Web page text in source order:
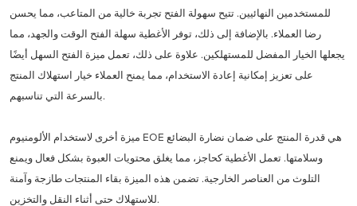
للمستخدمين النهائيين. تتيح سهولة الفتح تجربة خالية من المتاعب، مما يحسن
رضا العملاء. بالإضافة إلى ذلك، توفر الأغطية سهلة الفتح الوقت والجهد، مما
يجعلها الخيار المفضل للمستهلكين. علاوة على ذلك، تعمل ميزة الفتح السهل أيضًا
على تعزيز إمكانية إعادة الاستخدام، مما يمنح العملاء خيار استهلاك المنتج
بالسرعة التي تناسبهم.
ميزة أخرى لاستخدام الألومنيوم EOE هي قدرة المنتج على ضمان نضارة البضائع
وسلامتها. تعمل الأغطية كحاجز، مما يغلق محتويات العبوة بشكل فعال ويمنع
التلوث من العناصر الخارجية. تضمن هذه الميزة بقاء المنتجات طازجة وآمنة
للاستهلاك حتى أثناء النقل والتخزين.